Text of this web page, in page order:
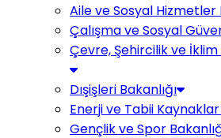
Aile ve Sosyal Hizmetler
Çalışma ve Sosyal
Çevre, Şehircilik ve İklim
Dışişleri Bakanlığı
Enerji ve Tabii Kaynaklar
Gençlik ve Spor